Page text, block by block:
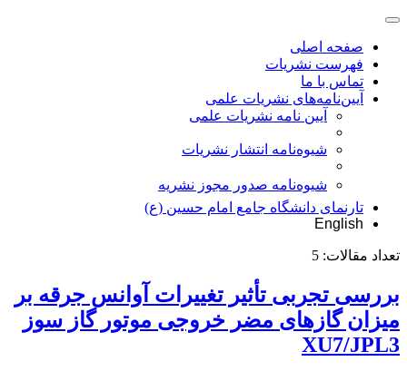
صفحه اصلی
فهرست نشریات
تماس با ما
آیین‌نامه‌های نشریات علمی
آیین نامه نشریات علمی
شیوه‌نامه انتشار نشریات
شیوهنامه صدور مجوز نشریه
تارنمای دانشگاه جامع امام حسین (ع)
English
تعداد مقالات: 5
بررسی تجربی تأثیر تغییرات آوانس جرقه بر
میزان گازهای مضر خروجی موتور گاز سوز
XU7/JPL3